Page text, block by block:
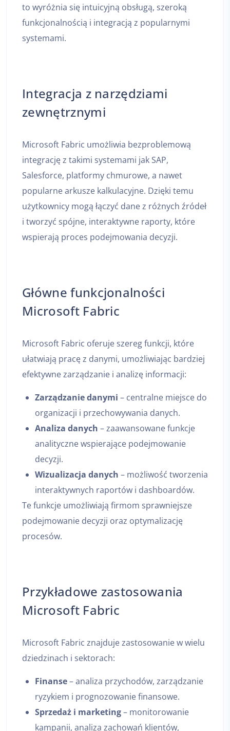
to wyróżnia się intuicyjną obsługą, szeroką
funkcjonalnością i integracją z popularnymi
systemami.
Integracja z narzędziami
zewnętrznymi
Microsoft Fabric umożliwia bezproblemową
integrację z takimi systemami jak SAP,
Salesforce, platformy chmurowe, a nawet
popularne arkusze kalkulacyjne. Dzięki temu
użytkownicy mogą łączyć dane z różnych źródeł
i tworzyć spójne, interaktywne raporty, które
wspierają proces podejmowania decyzji.
Główne funkcjonalności
Microsoft Fabric
Microsoft Fabric oferuje szereg funkcji, które
ułatwiają pracę z danymi, umożliwiając bardziej
efektywne zarządzanie i analizę informacji:
Zarządzanie danymi – centralne miejsce do
organizacji i przechowywania danych.
Analiza danych – zaawansowane funkcje
analityczne wspierające podejmowanie
decyzji.
Wizualizacja danych – możliwość tworzenia
interaktywnych raportów i dashboardów.
Te funkcje umożliwiają firmom sprawniejsze
podejmowanie decyzji oraz optymalizację
procesów.
Przykładowe zastosowania
Microsoft Fabric
Microsoft Fabric znajduje zastosowanie w wielu
dziedzinach i sektorach:
Finanse– analiza przychodów, zarządzanie
ryzykiem i prognozowanie finansowe.
Sprzedaż i marketing– monitorowanie
kampanii, analiza zachowań klientów,